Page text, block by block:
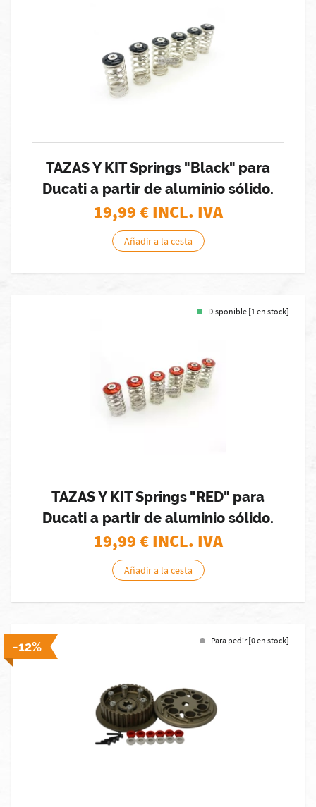
TAZAS Y KIT Springs "Black" para
Ducati a partir de aluminio sólido.
19,99€ INCL. IVA
Añadir a la cesta
Disponible [1 en stock]
TAZAS Y KIT Springs "RED" para
Ducati a partir de aluminio sólido.
19,99€ INCL. IVA
Añadir a la cesta
-12% Para pedir [0 en stock]